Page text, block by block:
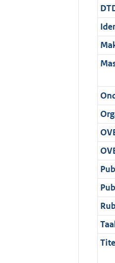
t
i
e
i
r
a
a
t